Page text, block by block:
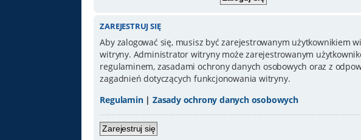
ZAREJESTRUJ SIĘ
Aby zalogować się, musisz być zarejestrowanym użytkownikiem
witryny. Administrator witryny może zarejestrowanym
regulaminem, zasadami ochrony danych osobowych oraz z
zagadnień dotyczących funkcjonowania witryny.
Regulamin|Zasady ochrony danych osobowych
Zarejestruj się